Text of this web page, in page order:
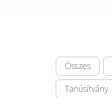
Összes
Tanúsítvány